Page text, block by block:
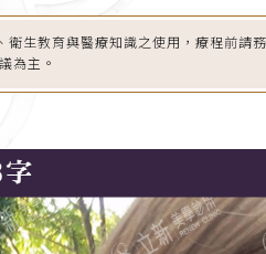
生教育與醫療知識之使用，療程前請
為主。